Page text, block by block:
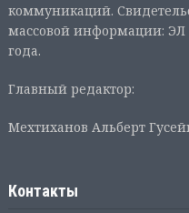
коммуникаций.
массовой информации: ЭЛ
года.
Главный редактор:
Мехтиханов Альберт
Контакты